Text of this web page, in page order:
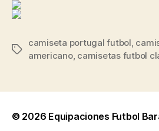
Etiquetas
camiseta portugal futbol
americano, camisetas futbol
© 2026 Equipaciones Futbol